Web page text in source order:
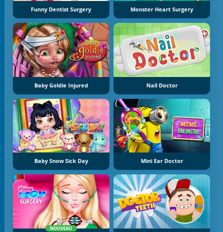
Funny Dentist Surgery Monster Heart Surgery
Baby Goldie Injured Nail Doctor
Baby Snow Sick Day Mini Ear Doctor
NOUVEAU